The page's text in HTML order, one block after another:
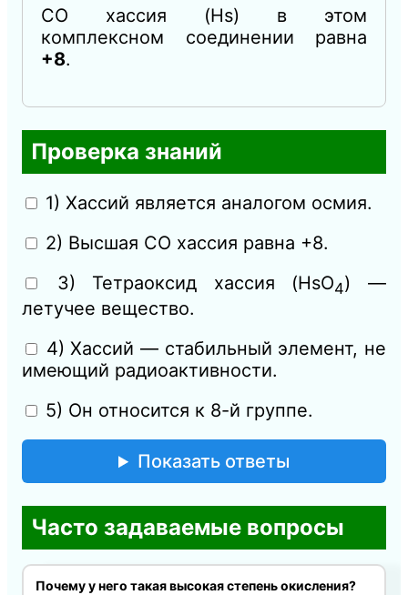
СО хассия (Hs) в этом
комплексном соединении равна
+8.
Проверка знаний
1) Хассий является аналогом осмия.
2) Высшая СО хассия равна +8.
3) Тетраоксид хассия (HsO4) —
летучее вещество.
4) Хассий — стабильный элемент, не
имеющий радиоактивности.
5) Он относится к 8-й группе.
Показать ответы
Часто задаваемые вопросы
Почему у него такая высокая степень окисления?